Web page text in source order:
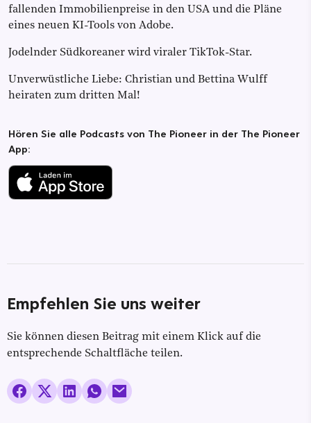
fallenden Immobilienpreise in den USA und die Pläne
eines neuen KI-Tools von Adobe.
Jodelnder Südkoreaner wird viraler TikTok-Star.
Unverwüstliche Liebe: Christian und Bettina Wulff
heiraten zum dritten Mal!
Hören Sie alle Podcasts von The Pioneer in der The Pioneer
App:
Empfehlen Sie uns weiter
Sie können diesen Beitrag mit einem Klick auf die
entsprechende Schaltfläche teilen.